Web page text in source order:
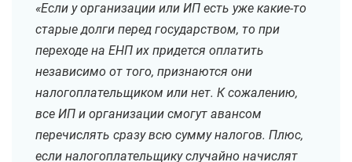
«Если у организации или ИП есть уже какие-то
старые долги перед государством, то при
переходе на ЕНП их придется оплатить
независимо от того, признаются они
налогоплательщиком или нет. К сожалению,
все ИП и организации смогут авансом
перечислять сразу всю сумму налогов. Плюс,
если налогоплательщику случайно начислят